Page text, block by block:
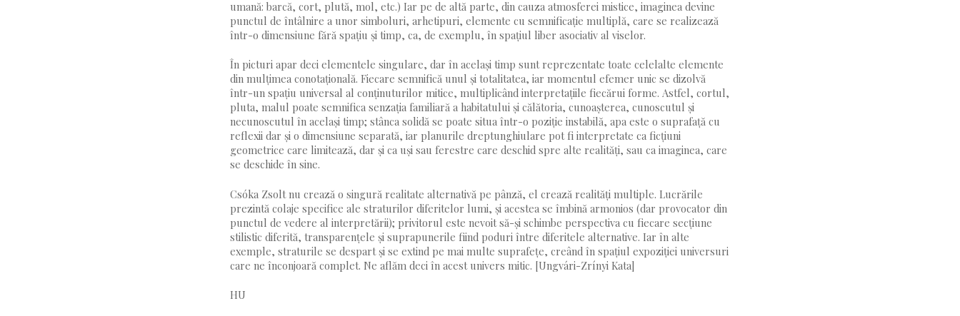
umană: barcă, cort, plută, mol, etc.) Iar pe de altă parte, din cauza atmosferei mistice, imaginea devine
punctul de întâlnire a unor simboluri, arhetipuri, elemente cu semnificație multiplă, care se realizează
într-o dimensiune fără spațiu și timp, ca, de exemplu, în spațiul liber asociativ al viselor.
În picturi apar deci elementele singulare, dar în același timp sunt reprezentate toate celelalte elemente
din mulțimea conotațională. Fiecare semnifică unul și totalitatea, iar momentul efemer unic se dizolvă
într-un spațiu universal al conținuturilor mitice, multiplicând interpretațiile fiecărui forme. Astfel, cortul,
pluta, malul poate semnifica senzația familiară a habitatului și călătoria, cunoașterea, cunoscutul și
necunoscutul în același timp; stânca solidă se poate situa într-o poziție instabilă, apa este o suprafață cu
reflexii dar și o dimensiune separată, iar planurile dreptunghiulare pot fi interpretate ca ficțiuni
geometrice care limitează, dar și ca uși sau ferestre care deschid spre alte realități, sau ca imaginea, care
se deschide în sine.
Csóka Zsolt nu crează o singură realitate alternativă pe pânză, el crează realități multiple. Lucrările
prezintă colaje specifice ale straturilor diferitelor lumi, și acestea se îmbină armonios (dar provocator din
punctul de vedere al interpretării); privitorul este nevoit să-și schimbe perspectiva cu fiecare secțiune
stilistic diferită, transparențele și suprapunerile fiind poduri între diferitele alternative. Iar în alte
exemple, straturile se despart și se extind pe mai multe suprafețe, creând în spațiul expoziției universuri
care ne înconjoară complet. Ne aflăm deci în acest univers mitic. [Ungvári-Zrínyi Kata]
HU